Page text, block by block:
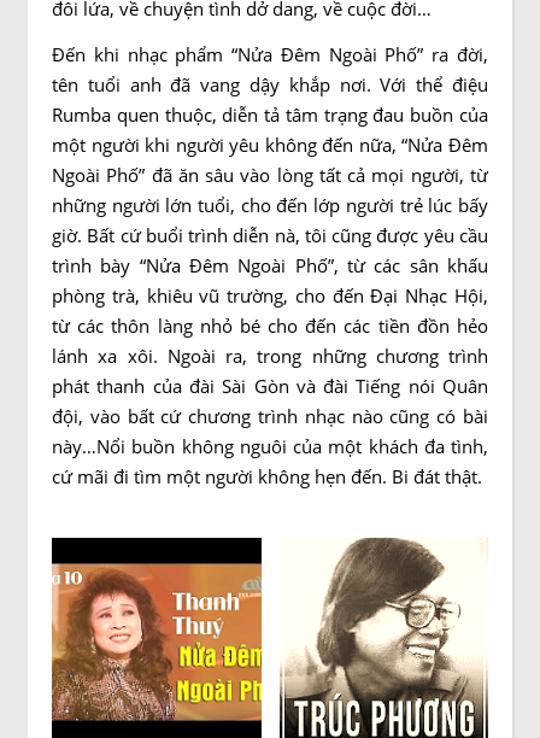
đôi lứa, về chuyện tình dở dang, về cuộc đời…
Đến khi nhạc phẩm “Nửa Đêm Ngoài Phố” ra đời,
tên tuổi anh đã vang dậy khắp nơi. Với thể điệu
Rumba quen thuộc, diễn tả tâm trạng đau buồn của
một người khi người yêu không đến nữa, “Nửa Đêm
Ngoài Phố” đã ăn sâu vào lòng tất cả mọi người, từ
những người lớn tuổi, cho đến lớp người trẻ lúc bấy
giờ. Bất cứ buổi trình diễn nà, tôi cũng được yêu cầu
trình bày “Nửa Đêm Ngoài Phố”, từ các sân khấu
phòng trà, khiêu vũ trường, cho đến Đại Nhạc Hội,
từ các thôn làng nhỏ bé cho đến các tiền đồn hẻo
lánh xa xôi. Ngoài ra, trong những chương trình
phát thanh của đài Sài Gòn và đài Tiếng nói Quân
đội, vào bất cứ chương trình nhạc nào cũng có bài
này…Nổi buồn không nguôi của một khách đa tình,
cứ mãi đi tìm một người không hẹn đến. Bi đát thật.